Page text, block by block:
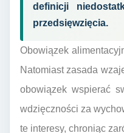
definicji
przedsięwzięcia.
Obowiązek
Natomiast zasada
obowiązek wspierać
wdzięczności za
te interesy, chroniąc